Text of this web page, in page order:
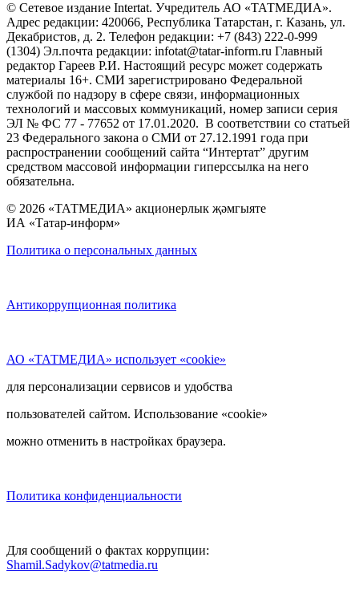
© Сетевое издание Intertat. Учредитель АО «ТАТМЕДИА».
Адрес редакции: 420066, Республика Татарстан, г. Казань, ул.
Декабристов, д. 2. Телефон редакции: +7 (843) 222-0-999
(1304) Эл.почта редакции: infotat@tatar-inform.ru Главный
редактор Гареев Р.И. Настоящий ресурс может содержать
материалы 16+. СМИ зарегистрировано Федеральной
службой по надзору в сфере связи, информационных
технологий и массовых коммуникаций, номер записи серия
ЭЛ № ФС 77 - 77652 от 17.01.2020. В соответствии со статьей
23 Федерального закона о СМИ от 27.12.1991 года при
распространении сообщений сайта “Интертат” другим
средством массовой информации гиперссылка на него
обязательна.
© 2026 «ТАТМЕДИА» акционерлык җәмгыяте
ИА «Татар-информ»
Политика о персональных данных
Антикоррупционная политика
АО «ТАТМЕДИА» использует «cookie»
для персонализации сервисов и удобства
пользователей сайтом. Использование «cookie»
можно отменить в настройках браузера.
Политика конфиденциальности
Для сообщений о фактах коррупции:
Shamil.Sadykov@tatmedia.ru